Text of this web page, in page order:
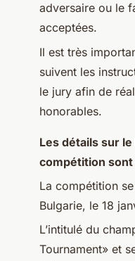
adversaire ou le
acceptées.
Il est très
suivent les
le jury afin de
honorables.
Les détails sur
compétition sont
La compétition
Bulgarie, le 18
L’intitulé du
Tournament» et